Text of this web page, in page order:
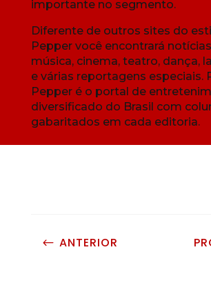
importante no segmento.
Diferente de outros sites do
Pepper você encontrará
música, cinema, teatro, dança,
e várias reportagens especiais.
Pepper é o portal de
diversificado do Brasil com
gabaritados em cada editoria.
# ANTERIOR